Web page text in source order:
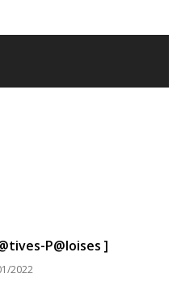
P@loises ]
2022